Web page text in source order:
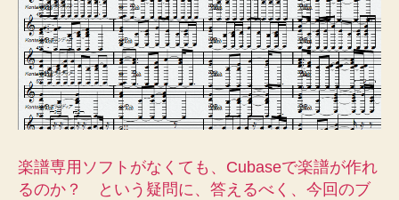
【初
心
者】
へ
の
楽譜専用ソフトがなくても、Cubaseで楽譜が作れ
るのか？ という疑問に、答えるべく、今回のブ